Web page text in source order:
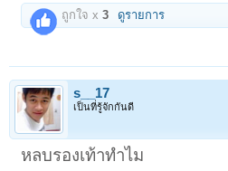
ถูกใจ x3 ดูรายการ
s__17
เป็นที่รู้จักกันดี
หลบรองเท้าทำไม